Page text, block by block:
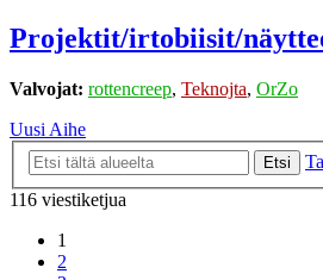
Projektit/irtobiisit/
Valvojat: rottencreep, Teknojta, OrZo
Uusi Aihe
Etsi
116 viestiketjua
1
2